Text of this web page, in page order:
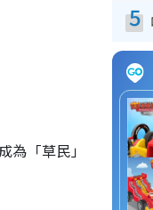
「草民」
5